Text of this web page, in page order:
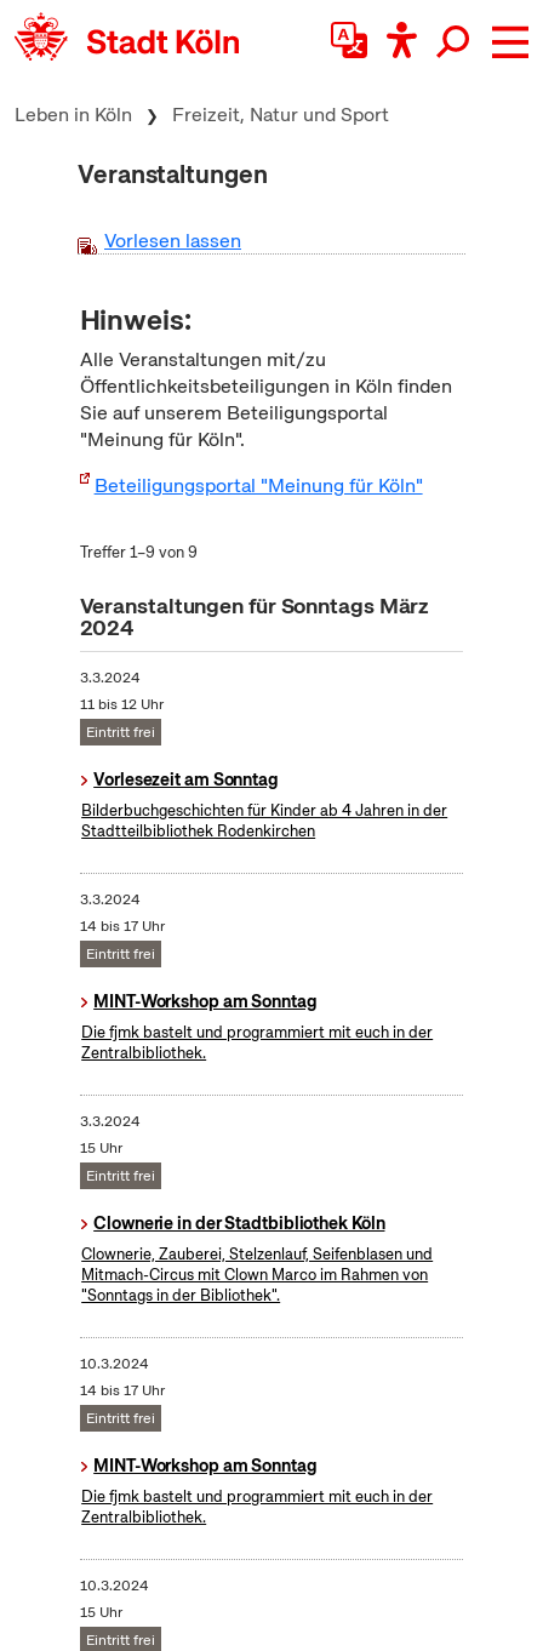
zum Inhalt springen
Leben in Köln Freizeit, Natur und Sport
Veranstaltungen
Vorlesen lassen
Hinweis:
Alle Veranstaltungen mit/zu
Öffentlichkeitsbeteiligungen in Köln finden
Sie auf unserem Beteiligungsportal
"Meinung für Köln".
Beteiligungsportal "Meinung für Köln"
Treffer 1–9 von 9
Veranstaltungen für Sonntags März
2024
3.3.2024
11 bis 12 Uhr
Eintritt frei
Vorlesezeit am Sonntag
Bilderbuchgeschichten für Kinder ab 4 Jahren in der
Stadtteilbibliothek Rodenkirchen
3.3.2024
14 bis 17 Uhr
Eintritt frei
MINT-Workshop am Sonntag
Die fjmk bastelt und programmiert mit euch in der
Zentralbibliothek.
3.3.2024
15 Uhr
Eintritt frei
Clownerie in der Stadtbibliothek Köln
Clownerie, Zauberei, Stelzenlauf, Seifenblasen und
Mitmach-Circus mit Clown Marco im Rahmen von
"Sonntags in der Bibliothek".
10.3.2024
14 bis 17 Uhr
Eintritt frei
MINT-Workshop am Sonntag
Die fjmk bastelt und programmiert mit euch in der
Zentralbibliothek.
10.3.2024
15 Uhr
Eintritt frei